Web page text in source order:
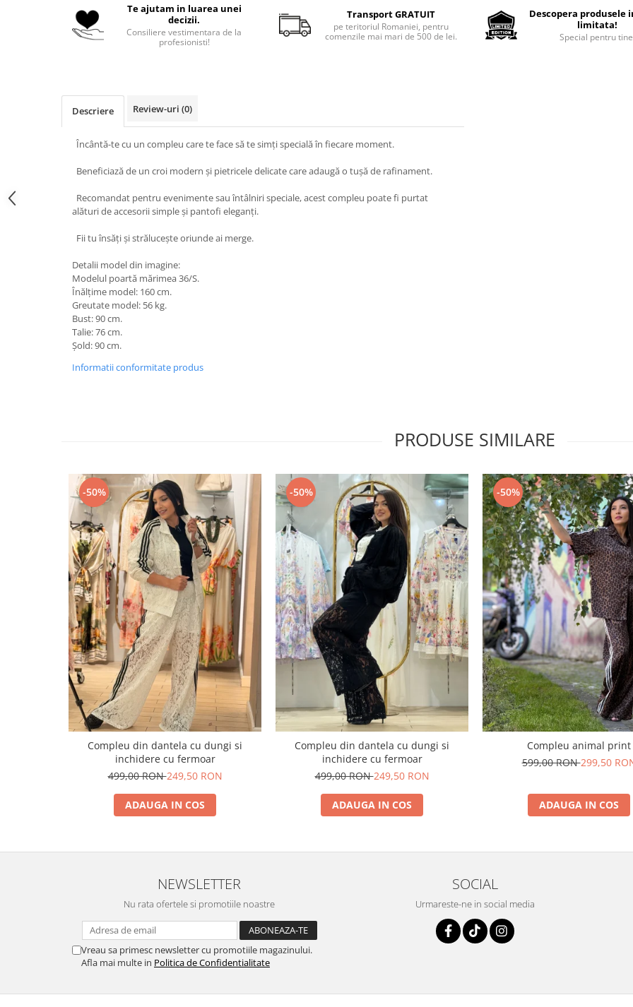
Te ajutam in luarea unei
decizii.
Consiliere vestimentara de la
profesionisti!
Transport GRATUIT
pe teritoriul Romaniei, pentru
comenzile mai mari de 500 de lei.
Descopera produsele
limitata!
Special pentru
Descriere Review-uri (0)
Încântă-te cu un compleu care te face să te simți specială în fiecare moment.
Beneficiază de un croi modern și pietricele delicate care adaugă o tușă de rafinament.
Recomandat pentru evenimente sau întâlniri speciale, acest compleu poate fi purtat
alături de accesorii simple și pantofi eleganți.
Fii tu însăți și strălucește oriunde ai merge.
Detalii model din imagine:
Modelul poartă mărimea 36/S.
Înălțime model: 160 cm.
Greutate model: 56 kg.
Bust: 90 cm.
Talie: 76 cm.
Șold: 90 cm.
Informatii conformitate produs
PRODUSE SIMILARE
-50%
Compleu din dantela cu dungi si
inchidere cu fermoar
499,00 RON249,50 RON
ADAUGA IN COS
-50%
Compleu din dantela cu dungi si
inchidere cu fermoar
499,00 RON249,50 RON
ADAUGA IN COS
-50%
Compleu animal print
599,00 RON299,50
ADAUGA IN COS
NEWSLETTER
Nu rata ofertele si promotiile noastre
Vreau sa primesc newsletter cu promotiile magazinului.
Afla mai multe in Politica de Confidentialitate
SOCIAL
Urmareste-ne in social media